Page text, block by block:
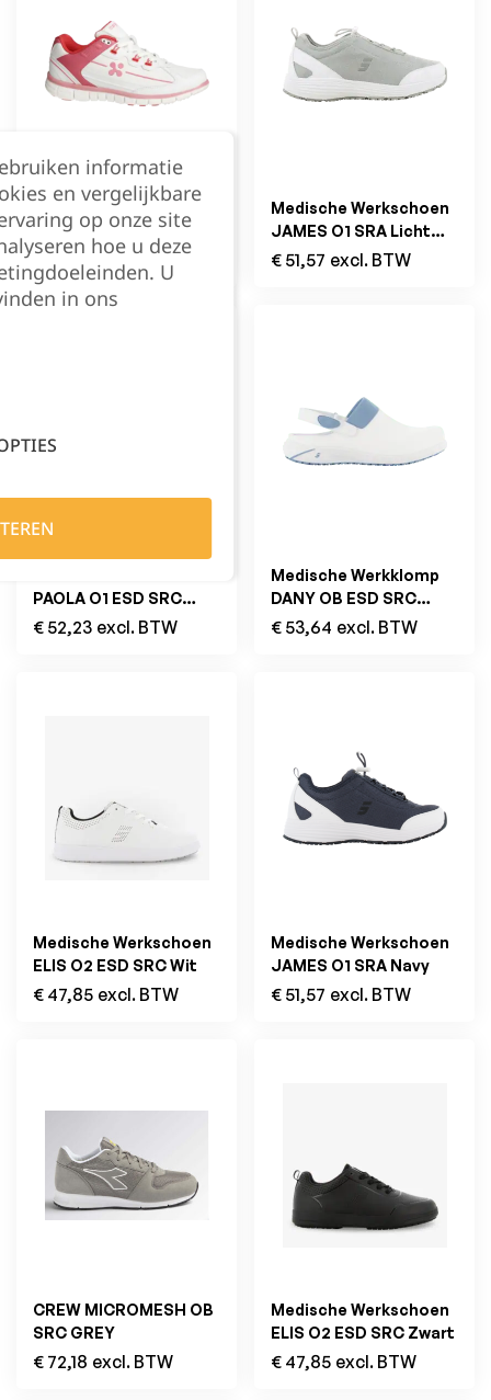
Medische Werkschoen
SUNNY OB SRA
Fuchsia/Wit
€ 45,37 excl. BTW
Medische Werkschoen
JAMES O1 SRA Licht
Grijs
€ 51,57 excl. BTW
PAOLA O1 ESD SRC
Zwart
€ 52,23 excl. BTW
Medische Werkklomp
DANY OB ESD SRC
Licht Blauw
€ 53,64 excl. BTW
Medische Werkschoen
ELIS O2 ESD SRC Wit
€ 47,85 excl. BTW
Medische Werkschoen
JAMES O1 SRA Navy
€ 51,57 excl. BTW
CREW MICROMESH OB
SRC GREY
€ 72,18 excl. BTW
Medische Werkschoen
ELIS O2 ESD SRC Zwart
€ 47,85 excl. BTW
informatie
en vergelijkbare
op onze site
hoe u deze
U
in ons